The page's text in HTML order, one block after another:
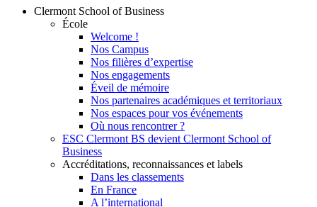
Clermont School of Business
École
Welcome !
Nos Campus
Nos filières d’expertise
Nos engagements
Éveil de mémoire
Nos partenaires académiques et territoriaux
Nos espaces pour vos événements
Où nous rencontrer ?
ESC Clermont BS devient Clermont School of
Business
Accréditations, reconnaissances et labels
Dans les classements
En France
A l’international